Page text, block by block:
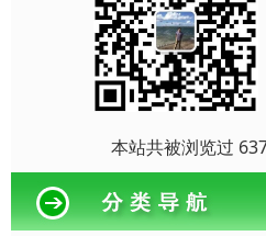
本站共被浏览过